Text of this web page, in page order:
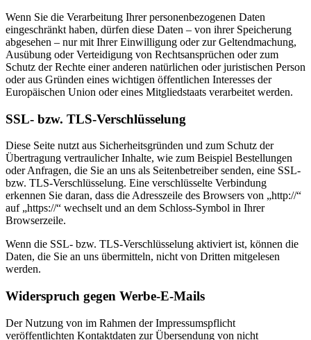
Wenn Sie die Verarbeitung Ihrer personenbezogenen Daten
eingeschränkt haben, dürfen diese Daten – von ihrer Speicherung
abgesehen – nur mit Ihrer Einwilligung oder zur Geltendmachung,
Ausübung oder Verteidigung von Rechtsansprüchen oder zum
Schutz der Rechte einer anderen natürlichen oder juristischen Person
oder aus Gründen eines wichtigen öffentlichen Interesses der
Europäischen Union oder eines Mitgliedstaats verarbeitet werden.
SSL- bzw. TLS-Verschlüsselung
Diese Seite nutzt aus Sicherheitsgründen und zum Schutz der
Übertragung vertraulicher Inhalte, wie zum Beispiel Bestellungen
oder Anfragen, die Sie an uns als Seitenbetreiber senden, eine SSL-
bzw. TLS-Verschlüsselung. Eine verschlüsselte Verbindung
erkennen Sie daran, dass die Adresszeile des Browsers von „http://“
auf „https://“ wechselt und an dem Schloss-Symbol in Ihrer
Browserzeile.
Wenn die SSL- bzw. TLS-Verschlüsselung aktiviert ist, können die
Daten, die Sie an uns übermitteln, nicht von Dritten mitgelesen
werden.
Widerspruch gegen Werbe-E-Mails
Der Nutzung von im Rahmen der Impressumspflicht
veröffentlichten Kontaktdaten zur Übersendung von nicht